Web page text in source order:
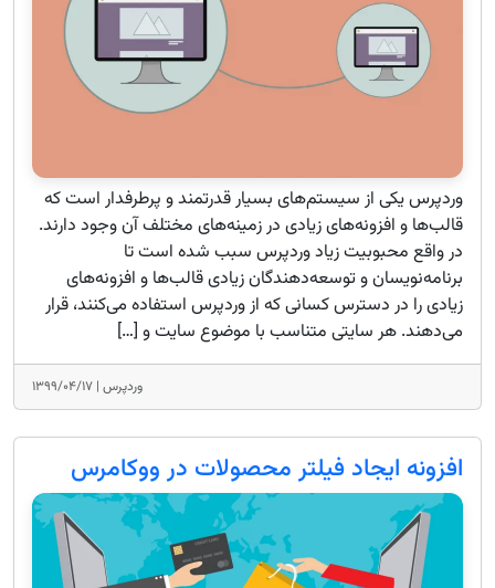
وردپرس یکی از سیستم‌های بسیار قدرتمند و پرطرفدار است که
قالب‌ها و افزونه‌های زیادی در زمینه‌های مختلف آن وجود دارند.
در واقع محبوبیت زیاد وردپرس سبب شده است تا
برنامه‌نویسان و توسعه‌دهندگان زیادی قالب‌ها و افزونه‌های
زیادی را در دسترس کسانی که از وردپرس استفاده می‌کنند، قرار
می‌دهند. هر سایتی متناسب با موضوع سایت و […]
وردپرس | ۱۳۹۹/۰۴/۱۷
افزونه ایجاد فیلتر محصولات در ووکامرس